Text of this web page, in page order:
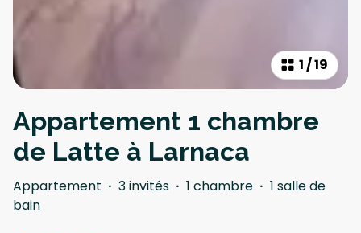
1/19
Appartement 1 chambre
de Latte à Larnaca
Appartement · 3 invités · 1 chambre · 1 salle de
bain